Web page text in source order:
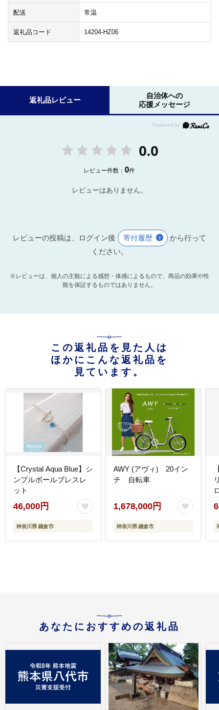
配送 常温
返礼品コード 14204-HZ06
返礼品レビュー
自治体への
応援メッセージ
0.0
レビュー件数：0件
レビューはありません。
レビューの投稿は、ログイン後 寄付履歴
から行って
ください。
※レビューは、個人の主観による感想・体感によるもので、商品の効果や性
能を保証するものではありません。
この返礼品を見た人は
ほかにこんな返礼品を
見ています。
【Crystal Aqua Blue】シ
ンプルボールブレスレ
ット
46,000円
神奈川県 鎌倉市
AWY (アヴィ) 20イン
チ 自転車
1,678,000円
神奈川県 鎌倉市
あなたにおすすめの返礼品